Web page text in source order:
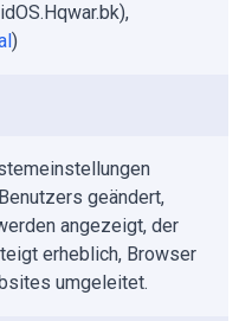
)
geändert,
angezeigt, der
erheblich, Browser
umgeleitet.